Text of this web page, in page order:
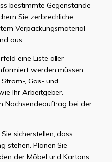
bestimmte Gegenstände
Sie zerbrechliche
Verpackungsmaterial
aus.
eine Liste aller
werden müssen.
, Gas- und
Ihr Arbeitgeber.
Nachsendeauftrag bei der
sicherstellen, dass
stehen. Planen Sie
der Möbel und Kartons